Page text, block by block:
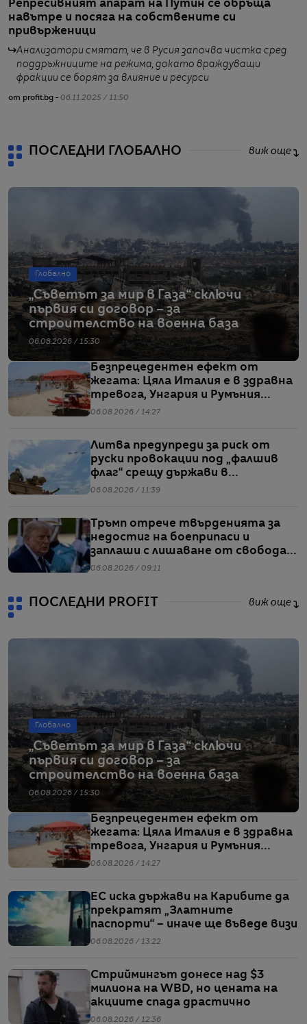
Репресивният апарат на Путин се обръща
навътре и посяга на собствените си
привърженици
Анализатори смятат, че в Русия започва чистка сред
поддръжниците на режима, докато враждуващи
фракции се борят за влияние и ресурси
от profit.bg - 06.11.2025 / 11:50
ПОСЛЕДНИ ГЛОБАЛНО виж още
Глобално
„Съветът за мир в Газа“ сключи
първия си договор – за
строителство на военна база
06.08.2026 / 15:30
Безпрецедентен ефект от
жегата: Цяла Италия е в здравна
тревога, Унгария и Румъния
пестят електричество
06.08.2026 / 14:27
Литва предупреди за риск от
руски провокации под „фалшив
флаг“ срещу държави в
Балтийския регион
06.08.2026 / 11:39
Тръмп отрече твърденията за
недостиг на боеприпаси и
заплаши с лишаване от свобода
хората, които разпространяват
06.08.2026 / 09:11
ПОСЛЕДНИ PROFIT виж още
Глобално
„Съветът за мир в Газа“ сключи
първия си договор – за
строителство на военна база
06.08.2026 / 15:30
Безпрецедентен ефект от
жегата: Цяла Италия е в здравна
тревога, Унгария и Румъния
пестят електричество
06.08.2026 / 14:27
ЕС иска държави на Карибите да
прекратят „Златните
паспорти“ – иначе ще въведе визи
06.08.2026 / 13:22
Стриймингът донесе над $3
милиона на WBD, но цената на
акциите спада драстично
06.08.2026 / 12:36